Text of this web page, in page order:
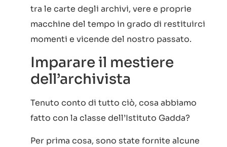
tra le carte degli archivi, vere e proprie
macchine del tempo in grado di restituirci
momenti e vicende del nostro passato.
Imparare il mestiere
dell’archivista
Tenuto conto di tutto ciò, cosa abbiamo
fatto con la classe dell’Istituto Gadda?
Per prima cosa, sono state fornite alcune